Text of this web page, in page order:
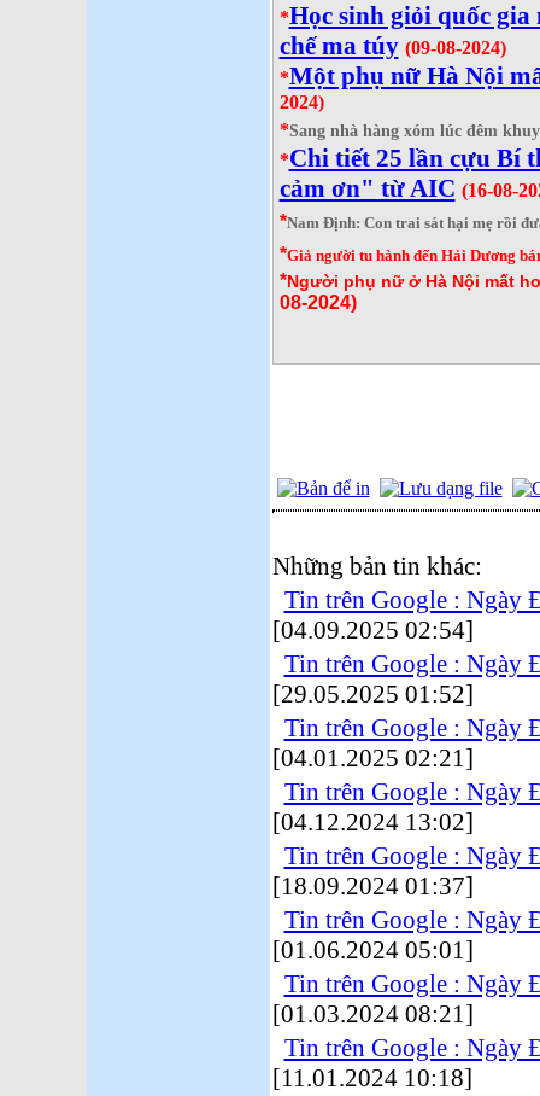
*Học sinh giỏi quốc
chế ma túy (09-08-2024)
*Một phụ nữ Hà Nội
2024)
*Sang nhà hàng xóm lúc đêm
*Chi tiết 25 lần cựu Bí
cảm ơn" từ AIC (16-08-
*Nam Định: Con trai sát hại mẹ rồi
*Giả người tu hành đến Hải Dương
*Người phụ nữ ở Hà Nội mất
08-2024)
Những bản tin khác:
Tin trên Google : Ngày
[04.09.2025 02:54]
Tin trên Google : Ngày
[29.05.2025 01:52]
Tin trên Google : Ngày
[04.01.2025 02:21]
Tin trên Google : Ngày
[04.12.2024 13:02]
Tin trên Google : Ngày
[18.09.2024 01:37]
Tin trên Google : Ngày
[01.06.2024 05:01]
Tin trên Google : Ngày
[01.03.2024 08:21]
Tin trên Google : Ngày
[11.01.2024 10:18]